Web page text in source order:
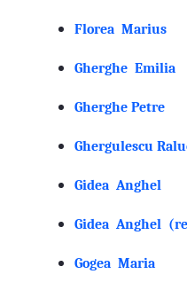
Florea Marius
Gherghe Emilia
Gherghe Petre
Ghergulescu
Gidea Anghel
Gidea Anghel
Gogea Maria